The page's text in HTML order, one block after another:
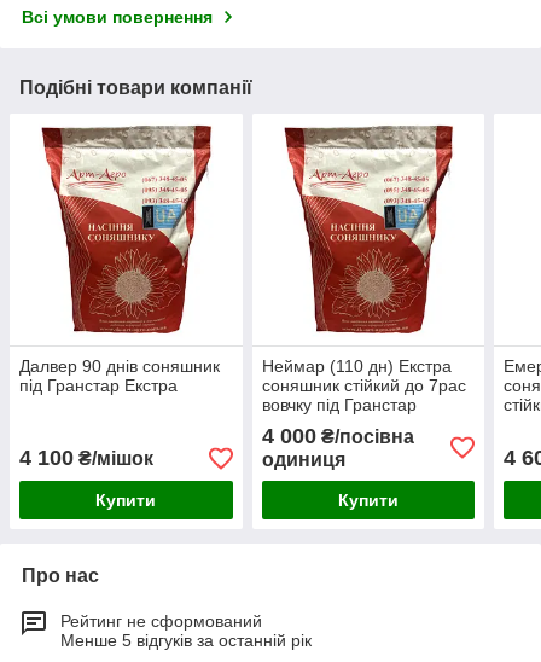
Всі умови повернення
Подібні товари компанії
Далвер 90 днів соняшник
під Гранстар Екстра
4 100 ₴/мішок
Купити
Неймар (110 дн) Екстра
соняшник стійкий до 7рас
вовчку під Гранстар
4 000₴/посівна
одиниця
Купити
4
Про нас
Рейтинг не сформований
Менше 5 відгуків за останній рік